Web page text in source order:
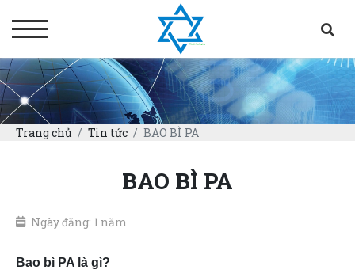
Trang chủ Tin tức BAO BÌ PA
BAO BÌ PA
Ngày đăng: 1 năm
Bao bì PA là gì?